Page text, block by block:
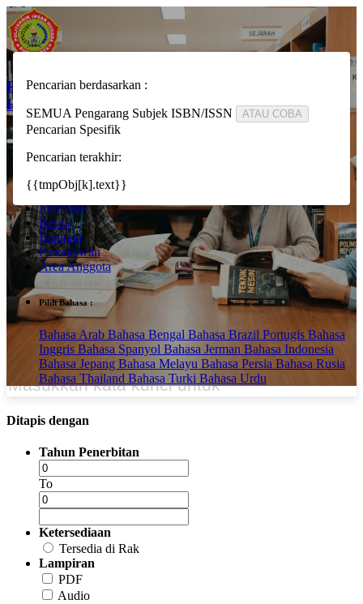
PERPUSTAKAAN POLITEKNIK INSAN
HUSADA SURAKARTA
Beranda
Masuk
VC
Informasi
Berita
Bantuan
Pustakawan
Area Anggota
Pilih Bahasa :
Bahasa Arab Bahasa Bengal Bahasa Brazil Portugis Bahasa
Inggris Bahasa Spanyol Bahasa Jerman Bahasa Indonesia
Bahasa Jepang Bahasa Melayu Bahasa Persia Bahasa Rusia
Bahasa Thailand Bahasa Turki Bahasa Urdu
Pencarian berdasarkan :
SEMUA Pengarang Subjek ISBN/ISSN ATAU COBA
Pencarian Spesifik
Pencarian terakhir:
{{tmpObj[k].text}}
Ditapis dengan
Tahun Penerbitan
To
Ketersediaan
Tersedia di Rak
Lampiran
PDF
Audio